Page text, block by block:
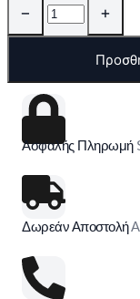
− +
Ασφαλής Πληρωμή
Δωρεάν Αποστολή